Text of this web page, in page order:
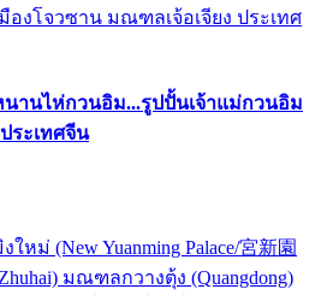
องโจวซาน มณฑลเจ้อเจียง ประเทศ
นานไห่กวนอิม...รูปปั้นเจ้าแม่กวนอิม
ระเทศจีน
หม่ (New Yuanming Palace/宮新園
มณฑลกวางตุ้ง (Quangdong)